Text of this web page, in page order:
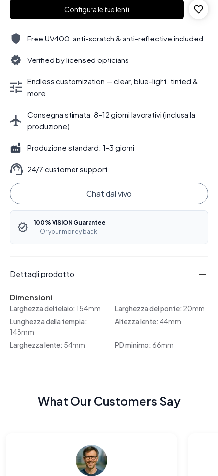
Configura le tue lenti
Free UV400, anti-scratch & anti-reflective included
Verified by licensed opticians
Endless customization — clear, blue-light, tinted &
more
Consegna stimata: 8–12 giorni lavorativi (inclusa la
produzione)
Produzione standard: 1–3 giorni
24/7 customer support
Chat dal vivo
100% VISION Guarantee
— Or your money back.
Dettagli prodotto
Dimensioni
Larghezza del telaio: 154mm Larghezza del ponte: 20mm
Lunghezza della tempia:
148mm
Altezza lente: 44mm
Larghezza lente: 54mm PD minimo: 66mm
What Our Customers Say